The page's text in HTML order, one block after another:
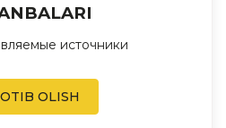
источники
OLISH